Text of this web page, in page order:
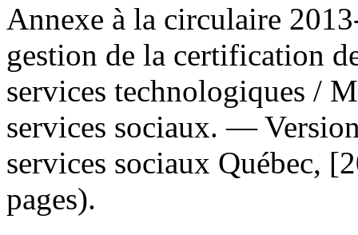
Annexe à la circulaire
gestion de la certification
services technologiques /
services sociaux. —
services sociaux Québec,
pages).